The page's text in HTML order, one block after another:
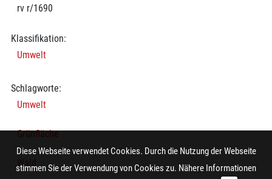
rv r/1690
Klassifikation:
Umwelt
Schlagworte:
Umwelt
Grünfläche
Wald
Diese Webseite verwendet Cookies. Durch die Nutzung der Webseite
stimmen Sie der Verwendung von Cookies zu. Nähere Informationen